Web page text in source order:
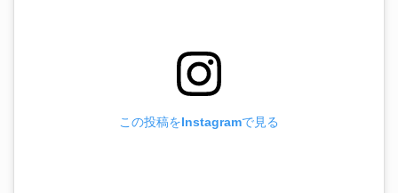
この投稿をInstagramで見る